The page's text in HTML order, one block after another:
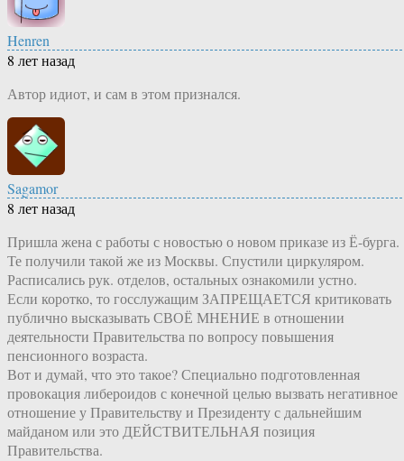
Henren
8 лет назад
Автор идиот, и сам в этом признался.
Sagamor
8 лет назад
Пришла жена с работы с новостью о новом приказе из Ё-бурга.
Те получили такой же из Москвы. Спустили циркуляром.
Расписались рук. отделов, остальных ознакомили устно.
Если коротко, то госслужащим ЗАПРЕЩАЕТСЯ критиковать
публично высказывать СВОЁ МНЕНИЕ в отношении
деятельности Правительства по вопросу повышения
пенсионного возраста.
Вот и думай, что это такое? Специально подготовленная
провокация либероидов с конечной целью вызвать негативное
отношение у Правительству и Президенту с дальнейшим
майданом или это ДЕЙСТВИТЕЛЬНАЯ позиция
Правительства.